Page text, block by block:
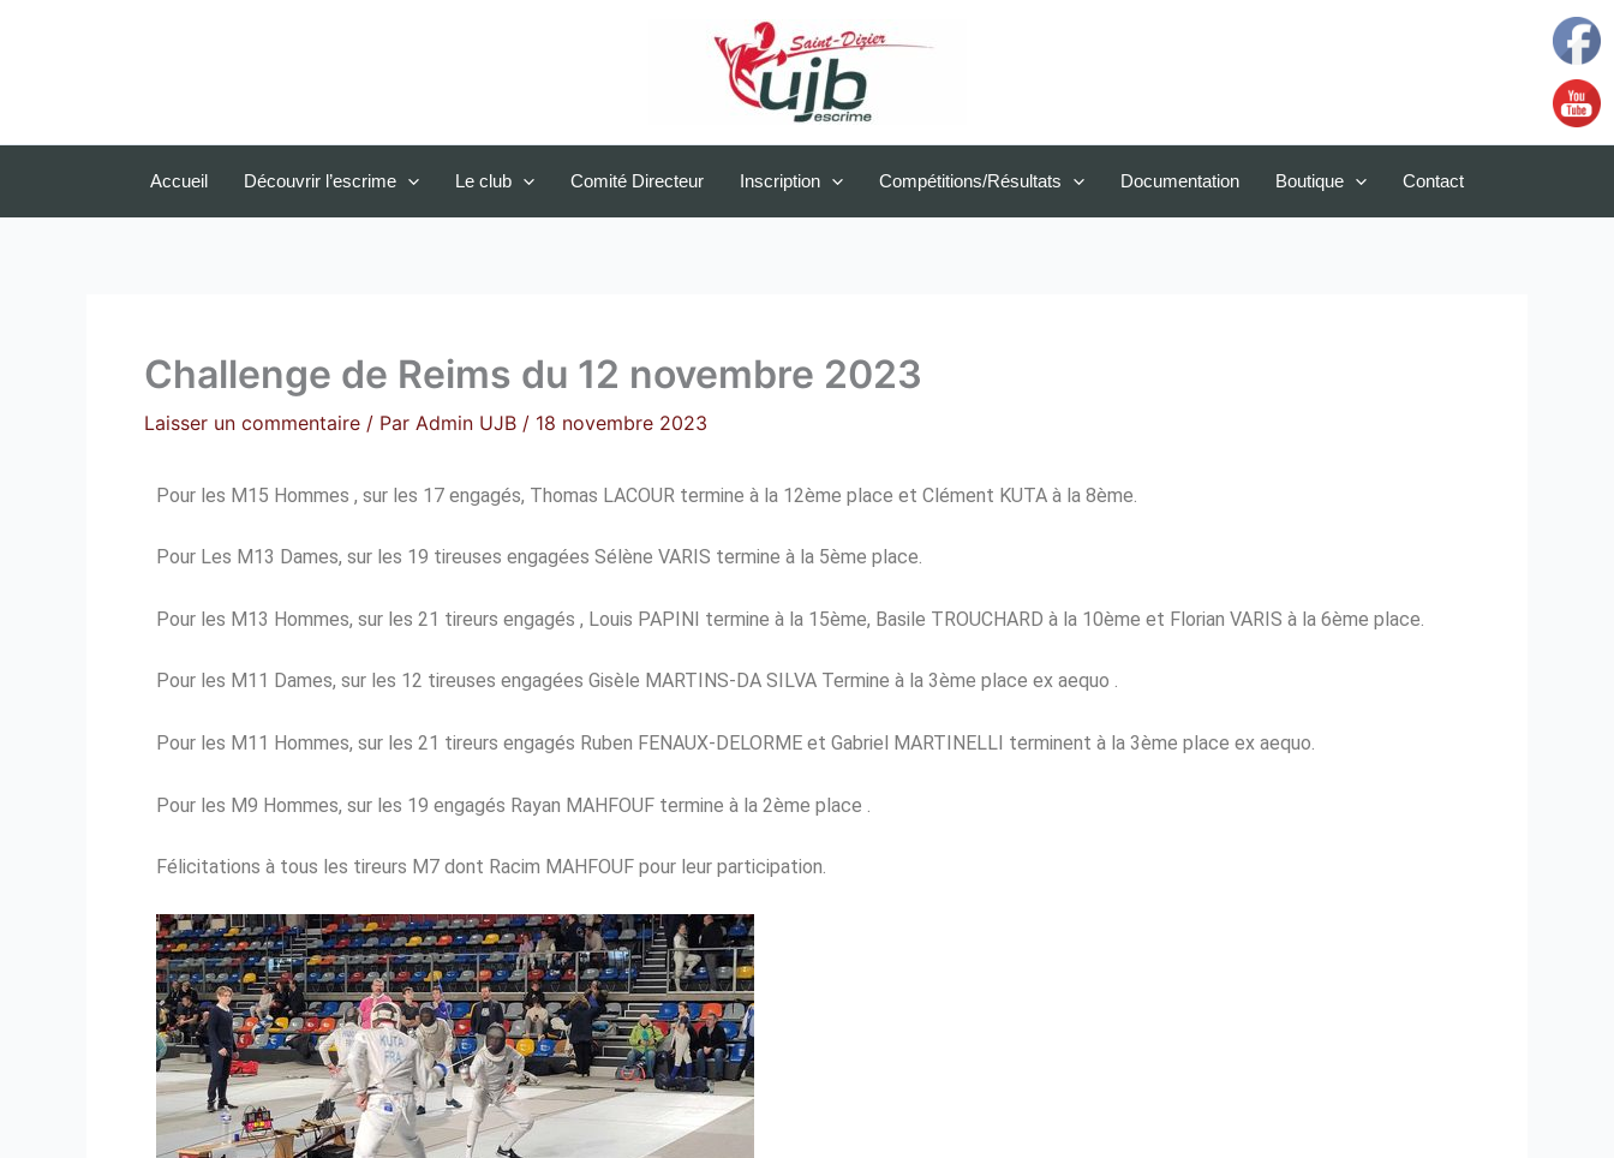
Accueil Découvrir l’escrime Le club Comité Directeur Inscription Compétitions/Résultats Documentation Boutique Contact
Challenge de Reims du 12 novembre 2023
Laisser un commentaire / Par Admin UJB / 18 novembre 2023
Pour les M15 Hommes , sur les 17 engagés, Thomas LACOUR termine à la 12ème place et Clément KUTA à la 8ème.
Pour Les M13 Dames, sur les 19 tireuses engagées Sélène VARIS termine à la 5ème place.
Pour les M13 Hommes, sur les 21 tireurs engagés , Louis PAPINI termine à la 15ème, Basile TROUCHARD à la 10ème et Florian VARIS à la 6ème place.
Pour les M11 Dames, sur les 12 tireuses engagées Gisèle MARTINS-DA SILVA Termine à la 3ème place ex aequo .
Pour les M11 Hommes, sur les 21 tireurs engagés Ruben FENAUX-DELORME et Gabriel MARTINELLI terminent à la 3ème place ex aequo.
Pour les M9 Hommes, sur les 19 engagés Rayan MAHFOUF termine à la 2ème place .
Félicitations à tous les tireurs M7 dont Racim MAHFOUF pour leur participation.